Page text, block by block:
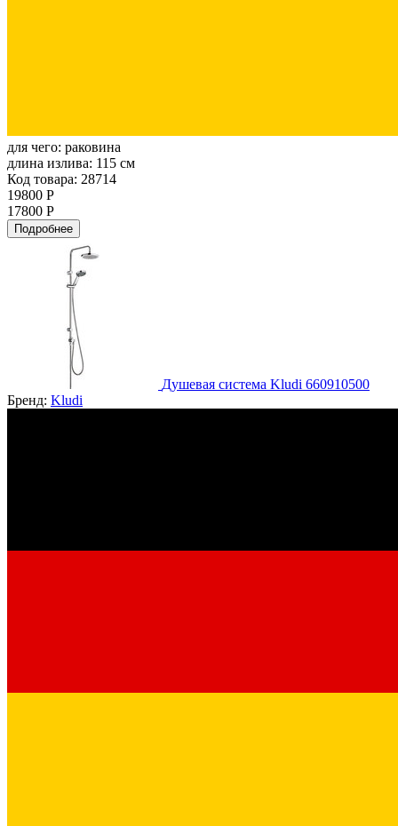
для чего: раковина
длина излива: 115 см
Код товара: 28714
19800 Р
17800 Р
Подробнее
Душевая система Kludi 660910500
Бренд: Kludi